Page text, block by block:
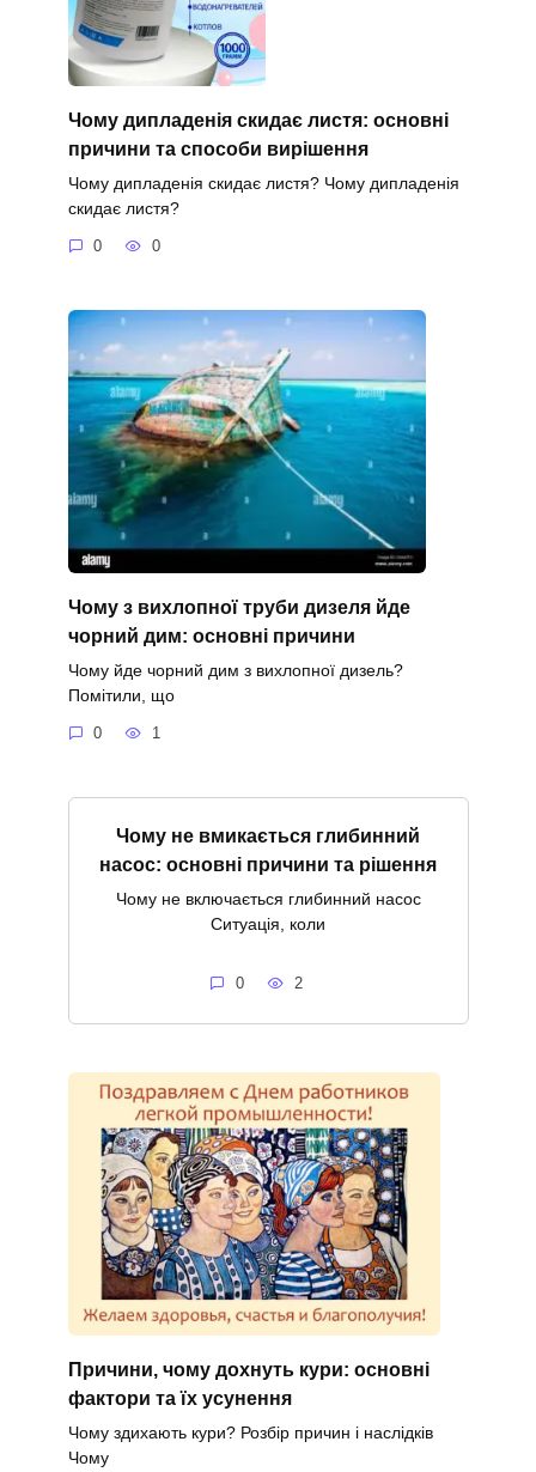
Чому дипладенія скидає листя: основні
причини та способи вирішення
Чому дипладенія скидає листя? Чому дипладенія
скидає листя?
0 0
Чому з вихлопної труби дизеля йде
чорний дим: основні причини
Чому йде чорний дим з вихлопної дизель?
Помітили, що
0 1
Чому не вмикається глибинний
насос: основні причини та рішення
Чому не включається глибинний насос
Ситуація, коли
0 2
Причини, чому дохнуть кури: основні
фактори та їх усунення
Чому здихають кури? Розбір причин і наслідків
Чому